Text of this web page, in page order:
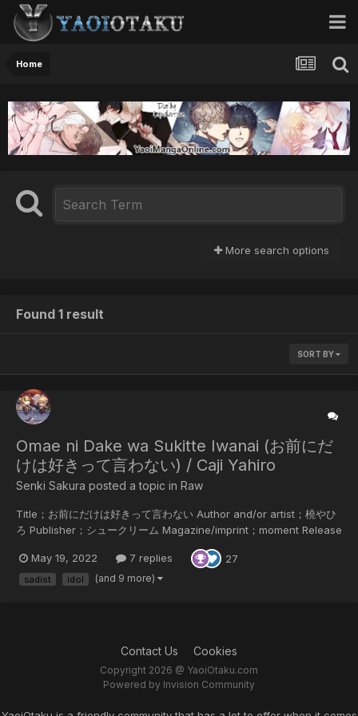
Home
More search options
Found 1 result
SORT BY
Omae ni Dake wa Sukitte Iwanai (お前にだ
けは好きって言わない) / Caji Yahiro
Senki Sakura posted a topic in Raw
Title；お前にだけは好きって言わない Author and/or artist；橈やひ
ろ Publisher；シュークリーム Magazine/imprint；moment Release
Scanner；SenkiSakura Summary；梨本南実18歳。AV男優に憧れて
上京したけれど、デビューが決まったのはゲイビデオ！ しか
May 19, 2022 7 replies 27
sadist idol (and 9 more)
Contact Us Cookies
Copyright 2026 @ YaoiOtaku.com
Powered by Invision Community